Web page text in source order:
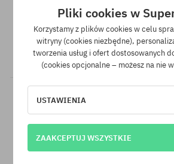
Gwarancja najniższej
Mamy najlepsze ceny, ale jeśli udałoby Ci
ten sam produkt w innym sklepie, w
dla Ciebie również obniżymy
Pliki cookies w
Korzystamy z plików cookies w celu
witryny (cookies niezbędne),
tworzenia usług i ofert dostosowanych
(cookies opcjonalne – możesz na nie
USTAWIENIA
ZAAKCEPTUJ WSZYSTKIE